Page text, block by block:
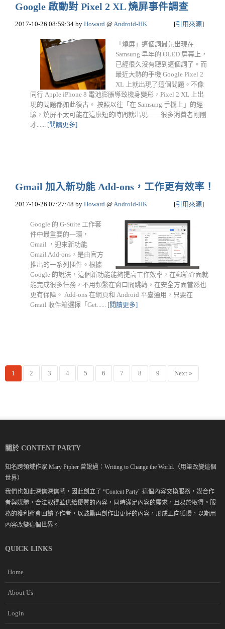
Google 啟動對 Pixel 2 XL 燒屏事件調查
2017-10-26 08:59:34 by Howard @Android-HK [引用來源]
「燒屏」這個詞最先出現在
Samsung 早年的 OLED 屏幕上，
已經很久沒有聽到這個詞了。而
最近大熱的手機 Google Pixel 2
XL 上就出現了這個問題。不像
同行 Apple iPhone 8 電池膨脹導致機身變形，Pixel 2 XL 上出
現的問題都如此復古。 按照以往「在 Samsung 手機上」的經
驗，燒屏不太可能在這麼短的時間就出現——很多消費者剛剛
才...... [閱讀更多]
Gmail 加入新功能 Add-ons，工作更有效率！
2017-10-26 07:27:48 by Howard @Android-HK [引用來源]
Google 的 G-Suite 工作套
件中最重要的一環，
Gmail ，迎來新功能
Gmail Add-ons，是由官方
推出的一系列插件。根據
Google 的說法，這個新功能能夠提高工作效率，在郵箱介面就
能完成很多任務，不用頻繁在窗口間跳轉，在安全方面當然也
更有保障。 Add-ons 在網頁和 Android 平臺通用，只要在
Gmail 收件箱選擇「Get...... [閱讀更多]
1 2 3 4 5 6 7 8 9 Next »
關於 CONTENT PARTY
知名跨領域作家 Mary Pipher 曾說過：Writing to Change the World.（用筆改變這個
世界）
我們也如此深信深信著，因此創立了 “Content Party" 這個內容交換服務，媒合作
者與媒體，合法取得並供給優質的內容，同時滿足內容的需求，且易於取得。服
務的獲利將會回饋予作者，以鼓勵再創作出更好的內容，形成正向循環，以期用
內容改變這個世界。
QUICK LINKS
Home
About Us
Login